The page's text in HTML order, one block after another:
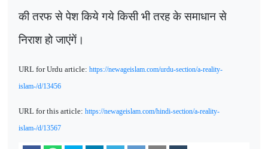
की तरफ से पेश किये गये किसी भी तरह के समाधान से
निराश हो जाएंगें।
URL for Urdu article: https://newageislam.com/urdu-section/a-reality-
islam-/d/13456
URL for this article: https://newageislam.com/hindi-section/a-reality-
islam-/d/13567